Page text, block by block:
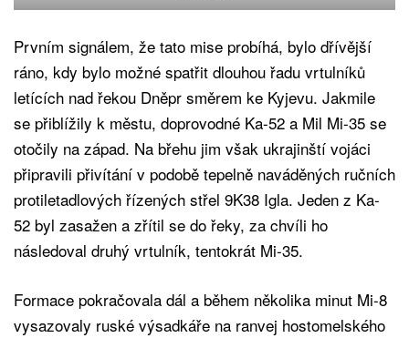
Prvním signálem, že tato mise probíhá, bylo dřívější
ráno, kdy bylo možné spatřit dlouhou řadu vrtulníků
letících nad řekou Dněpr směrem ke Kyjevu. Jakmile
se přiblížily k městu, doprovodné Ka-52 a Mil Mi-35 se
otočily na západ. Na břehu jim však ukrajinští vojáci
připravili přivítání v podobě tepelně naváděných ručních
protiletadlových řízených střel 9K38 Igla. Jeden z Ka-
52 byl zasažen a zřítil se do řeky, za chvíli ho
následoval druhý vrtulník, tentokrát Mi-35.
Formace pokračovala dál a během několika minut Mi-8
vysazovaly ruské výsadkáře na ranvej hostomelského